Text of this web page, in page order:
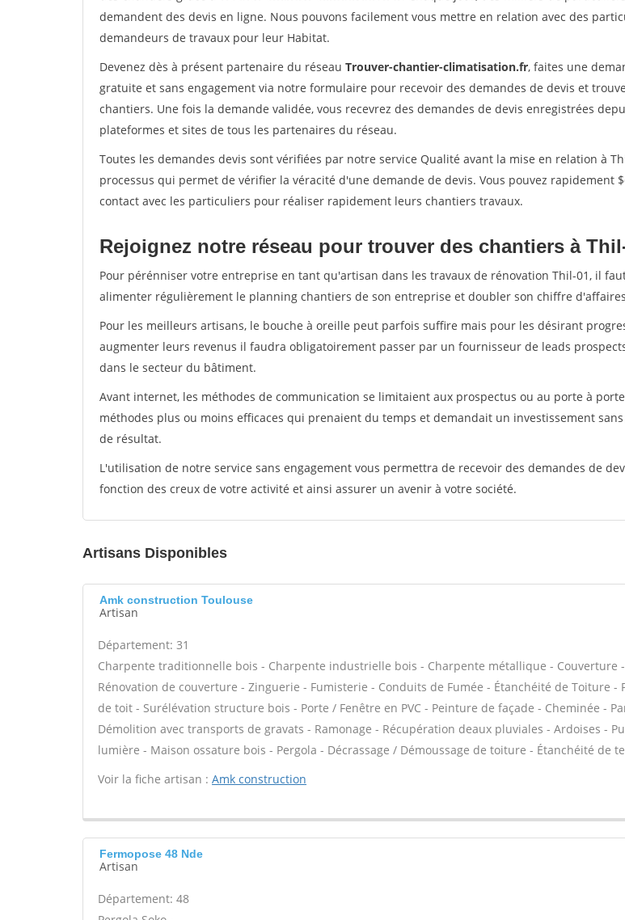
demandent des devis en ligne. Nous pouvons facilement vous mettre en relation avec des
demandeurs de travaux pour leur Habitat.
Devenez dès à présent partenaire du réseau Trouver-chantier-climatisation.fr, faites une
gratuite et sans engagement via notre formulaire pour recevoir des demandes de devis et
chantiers. Une fois la demande validée, vous recevrez des demandes de devis enregistrées
plateformes et sites de tous les partenaires du réseau.
Toutes les demandes devis sont vérifiées par notre service Qualité avant la mise en relation à
processus qui permet de vérifier la véracité d'une demande de devis. Vous pouvez rapidement
contact avec les particuliers pour réaliser rapidement leurs chantiers travaux.
Rejoignez notre réseau pour trouver des chantiers à
Pour pérénniser votre entreprise en tant qu'artisan dans les travaux de rénovation Thil-01, il
alimenter régulièrement le planning chantiers de son entreprise et doubler son chiffre
Pour les meilleurs artisans, le bouche à oreille peut parfois suffire mais pour les désirant
augmenter leurs revenus il faudra obligatoirement passer par un fournisseur de leads
dans le secteur du bâtiment.
Avant internet, les méthodes de communication se limitaient aux prospectus ou au porte à
méthodes plus ou moins efficaces qui prenaient du temps et demandait un investissement
de résultat.
L'utilisation de notre service sans engagement vous permettra de recevoir des demandes de
fonction des creux de votre activité et ainsi assurer un avenir à votre société.
Artisans Disponibles
Amk construction Toulouse
Artisan
Département: 31
Charpente traditionnelle bois - Charpente industrielle bois - Charpente métallique - Couverture -
Rénovation de couverture - Zinguerie - Fumisterie - Conduits de Fumée - Étanchéité de Toiture -
de toit - Surélévation structure bois - Porte / Fenêtre en PVC - Peinture de façade - Cheminée -
Démolition avec transports de gravats - Ramonage - Récupération deaux pluviales - Ardoises -
lumière - Maison ossature bois - Pergola - Décrassage / Démoussage de toiture - Étanchéité de
Voir la fiche artisan : Amk construction
Fermopose 48 Nde
Artisan
Département: 48